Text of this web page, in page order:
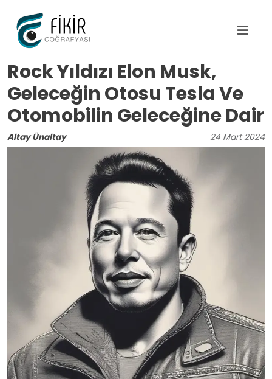
Rock Yıldızı Elon Musk,
Geleceğin Otosu Tesla Ve
Otomobilin Geleceğine Dair
Altay Ünaltay 24 Mart 2024